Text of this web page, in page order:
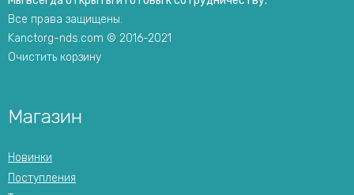
Все права защищены.
Kanctorg-nds.com © 2016-2021
Очистить корзину
Магазин
Новинки
Поступления